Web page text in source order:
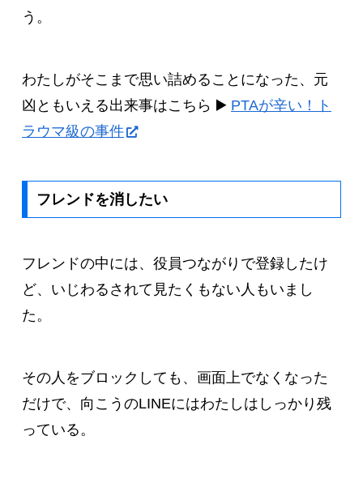
う。
わたしがそこまで思い詰めることになった、元
凶ともいえる出来事はこちら ▶️ PTAが辛い！ト
ラウマ級の事件
フレンドを消したい
フレンドの中には、役員つながりで登録したけ
ど、いじわるされて見たくもない人もいまし
た。
その人をブロックしても、画面上でなくなった
だけで、向こうのLINEにはわたしはしっかり残
っている。